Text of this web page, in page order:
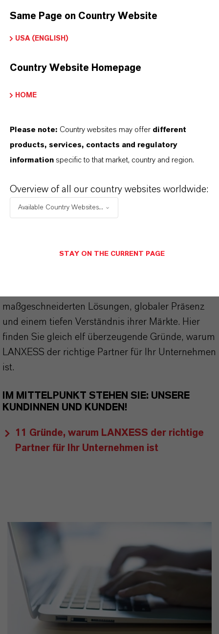
Nach Auswahl des Dropdowns erscheint ein
SPRACHE AUSWÄHLEN
DARUMLANXESS!
Als führendes Spezialchemieunternehmen bieten
maßgeschneiderten Lösungen, globaler Präsenz
und einem tiefen Verständnis ihrer Märkte. Hier
finden Sie gleich elf überzeugende Gründe, warum
LANXESS der richtige Partner für Ihr Unternehmen
ist.
IM MITTELPUNKT STEHEN SIE: UNSERE
KUNDINNEN UND KUNDEN!
11 Gründe, warum LANXESS der richtige
Partner für Ihr Unternehmen ist
Same Page on Country Website
USA (ENGLISH)
Country Website Homepage
HOME
Please note: Country websites may offer different
products, services, contacts and regulatory
information specific to that market, country and region.
Overview of all our country websites worldwide:
Available Country Websites...
STAY ON THE CURRENT PAGE